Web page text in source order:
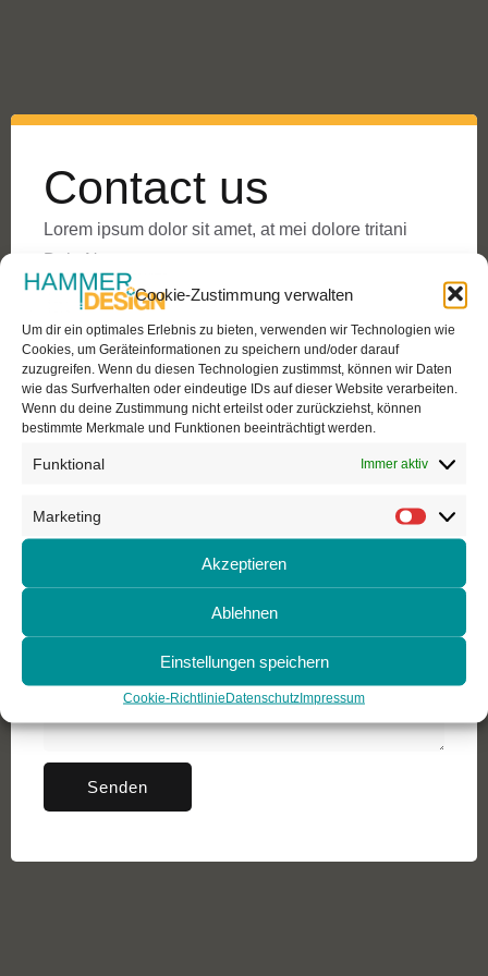
Cookie-Zustimmung verwalten
Um dir ein optimales Erlebnis zu bieten, verwenden wir Technologien wie
Cookies, um Geräteinformationen zu speichern und/oder darauf
zuzugreifen. Wenn du diesen Technologien zustimmst, können wir Daten
wie das Surfverhalten oder eindeutige IDs auf dieser Website verarbeiten.
Wenn du deine Zustimmung nicht erteilst oder zurückziehst, können
bestimmte Merkmale und Funktionen beeinträchtigt werden.
Funktional Immer aktiv
Marketing
Akzeptieren
Ablehnen
Einstellungen speichern
Cookie-RichtlinieDatenschutzImpressum
Contact us
Lorem ipsum dolor sit amet, at mei dolore tritani
Dein Name
Deine E-Mail-Adresse
Betreff
Deine Nachricht (optional)